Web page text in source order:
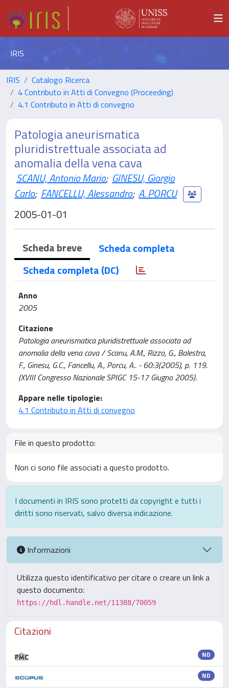
IRIS
IRIS
Catalogo Ricerca
4 Contributo in Atti di Convegno (Proceeding)
4.1 Contributo in Atti di convegno
Patologia aneurismatica
pluridistrettuale associata ad
anomalia della vena cava
SCANU, Antonio Mario; GINESU, Giorgio
Carlo; FANCELLU, Alessandro; A. PORCU
2005-01-01
Scheda breve
Scheda completa
Scheda completa (DC)
Anno
2005
Citazione
Patologia aneurismatica pluridistrettuale associata ad
anomalia della vena cava / Scanu, A.M., Rizzo, G., Balestra,
F., Ginesu, G.C., Fancellu, A., Porcu, A.. - 60:3(2005), p. 119.
(XVIII Congresso Nazionale SPIGC 15-17 Giugno 2005).
Appare nelle tipologie:
4.1 Contributo in Atti di convegno
File in questo prodotto:
Non ci sono file associati a questo prodotto.
I documenti in IRIS sono protetti da copyright e tutti i
diritti sono riservati, salvo diversa indicazione.
Informazioni
Utilizza questo identificativo per citare o creare un link a
questo documento:
https://hdl.handle.net/11388/70059
Citazioni
ND
ND